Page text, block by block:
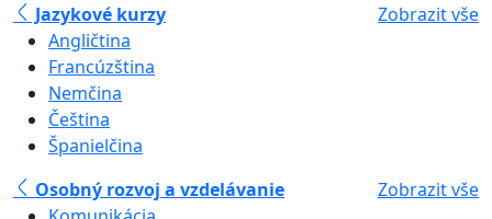
Jazykové kurzy
Zobrazit vše
Angličtina
Francúzština
Nemčina
Čeština
Španielčina
Osobný rozvoj a vzdelávanie
Zobrazit vše